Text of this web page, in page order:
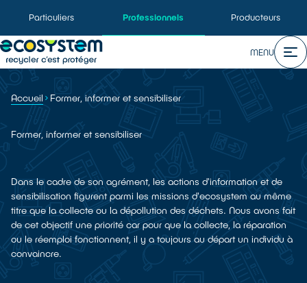
Particuliers Professionnels Producteurs
MENU
Accueil Former, informer et sensibiliser
Former, informer et sensibiliser
Dans le cadre de son agrément, les actions d'information et de
sensibilisation figurent parmi les missions d'ecosystem au même
titre que la collecte ou la dépollution des déchets. Nous avons fait
de cet objectif une priorité car pour que la collecte, la réparation
ou le réemploi fonctionnent, il y a toujours au départ un individu à
convaincre.